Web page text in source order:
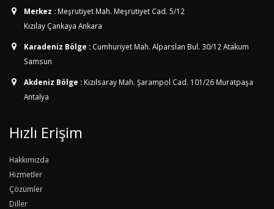
Merkez : Meşrutiyet Mah. Meşrutiyet Cad. 5/12
Kızılay Çankaya Ankara
Karadeniz Bölge : Cumhuriyet Mah. Alparslan Bul. 30/12 Atakum
Samsun
Akdeniz Bölge : Kızılsaray Mah. Şarampol Cad. 101/26 Muratpaşa
Antalya
Hızlı Erişim
Hakkımızda
Hizmetler
Çözümler
Diller